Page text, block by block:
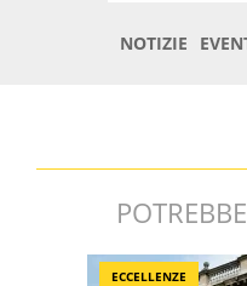
ECCELLENZE